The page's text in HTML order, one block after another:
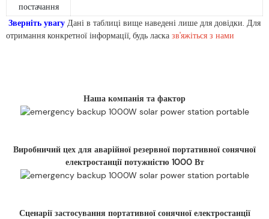
постачання
Зверніть увагу Дані в таблиці вище наведені лише для довідки. Для
отримання конкретної інформації, будь ласка зв'яжіться з нами
Наша компанія та фактор
Виробничий цех для аварійної резервної портативної сонячної
електростанції потужністю 1000 Вт
Сценарії застосування портативної сонячної електростанції